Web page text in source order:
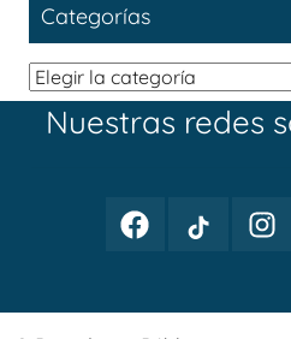
Categorías
Categorías
Nuestras redes
FacebookTikTok